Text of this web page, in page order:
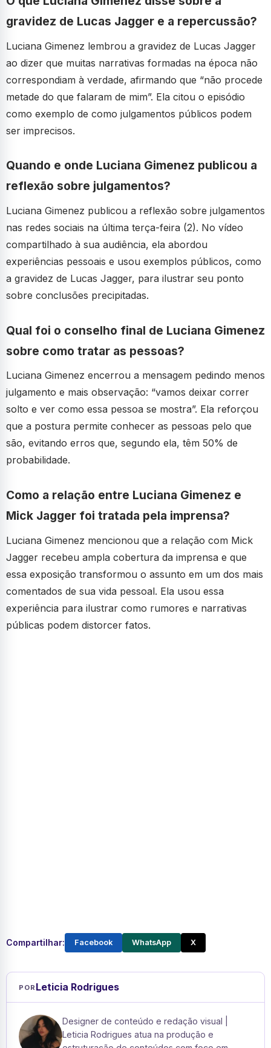
gravidez de Lucas Jagger e a repercussão?
Luciana Gimenez lembrou a gravidez de Lucas Jagger
ao dizer que muitas narrativas formadas na época não
correspondiam à verdade, afirmando que “não procede
metade do que falaram de mim”. Ela citou o episódio
como exemplo de como julgamentos públicos podem
ser imprecisos.
Quando e onde Luciana Gimenez publicou a
reflexão sobre julgamentos?
Luciana Gimenez publicou a reflexão sobre julgamentos
nas redes sociais na última terça-feira (2). No vídeo
compartilhado à sua audiência, ela abordou
experiências pessoais e usou exemplos públicos, como
a gravidez de Lucas Jagger, para ilustrar seu ponto
sobre conclusões precipitadas.
Qual foi o conselho final de Luciana Gimenez
sobre como tratar as pessoas?
Luciana Gimenez encerrou a mensagem pedindo menos
julgamento e mais observação: “vamos deixar correr
solto e ver como essa pessoa se mostra”. Ela reforçou
que a postura permite conhecer as pessoas pelo que
são, evitando erros que, segundo ela, têm 50% de
probabilidade.
Como a relação entre Luciana Gimenez e
Mick Jagger foi tratada pela imprensa?
Luciana Gimenez mencionou que a relação com Mick
Jagger recebeu ampla cobertura da imprensa e que
essa exposição transformou o assunto em um dos mais
comentados de sua vida pessoal. Ela usou essa
experiência para ilustrar como rumores e narrativas
públicas podem distorcer fatos.
Compartilhar: Facebook WhatsApp X
POR Leticia Rodrigues
Designer de conteúdo e redação visual |
Leticia Rodrigues atua na produção e